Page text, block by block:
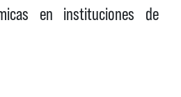
en instituciones de